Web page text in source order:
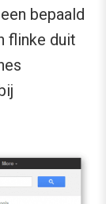
bepaald
flinke duit